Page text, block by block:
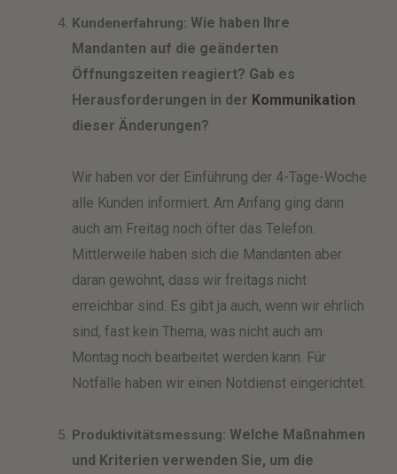
Kundenerfahrung: Wie haben Ihre
Mandanten auf die geänderten
Öffnungszeiten reagiert? Gab es
Herausforderungen in der Kommunikation
dieser Änderungen?
Wir haben vor der Einführung der 4-Tage-Woche
alle Kunden informiert. Am Anfang ging dann
auch am Freitag noch öfter das Telefon.
Mittlerweile haben sich die Mandanten aber
daran gewöhnt, dass wir freitags nicht
erreichbar sind. Es gibt ja auch, wenn wir ehrlich
sind, fast kein Thema, was nicht auch am
Montag noch bearbeitet werden kann. Für
Notfälle haben wir einen Notdienst eingerichtet.
Produktivitätsmessung: Welche Maßnahmen
und Kriterien verwenden Sie, um die